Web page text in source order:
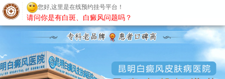
昆明白癜风医院
您好,这里是在线预约挂号平台！
请问你是有白斑、白癜风问题吗？